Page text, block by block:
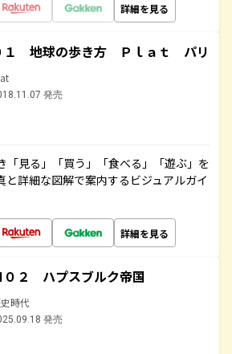
詳細を見る
１ 地球の歩き方 Ｐｌａｔ パリ
発売
「見る」「買う」「食べる」「遊ぶ」を
と詳細な図解で案内するビジュアルガイ
詳細を見る
０２ ハプスブルク帝国
時代
発売